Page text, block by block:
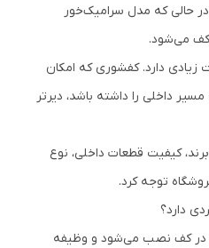
حالی که مدل سرامیک‌خور
کف می‌شود.
زیادی دارد. کفشوری که امکان
داخلی را داشته باشد، دیرتر
کیفیت قطعات داخلی، نوع
توجه کرد.
دارد؟
در کف نصب می‌شود و وظیفه